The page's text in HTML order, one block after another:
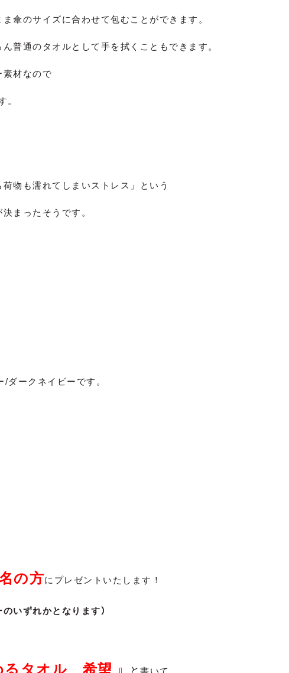
傘のサイズに合わせて包むことができます。
普通のタオルとして手を拭くこともできます。
素材なので
。
物も濡れてしまいストレス」という
まったそうです。
ークネイビーです。
の方にプレゼントいたします！
のいずれかとなります）
るタオル 希望 』 と 書いて、